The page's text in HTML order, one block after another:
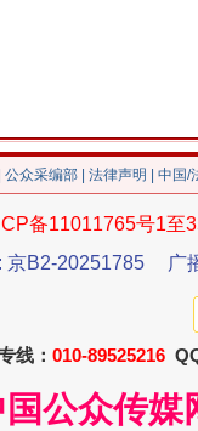
公众采编部 法律声明 | 中国
备11011765号1至
京B2-20251785
广
线： 010-89525216
公众传